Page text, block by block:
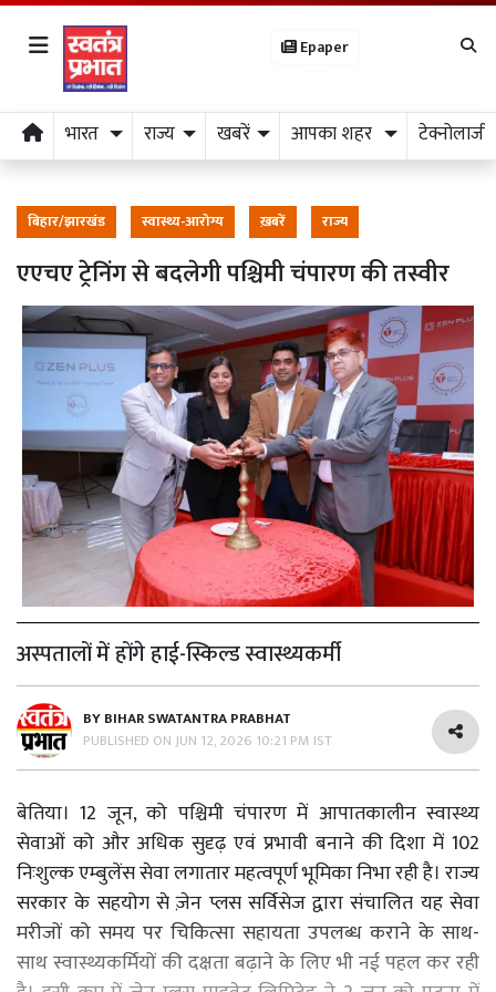
Epaper
भारत राज्य खबरें आपका शहर टेक्नोलाजी
बिहार/झारखंड स्वास्थ्य-आरोग्य ख़बरें राज्य
एएचए ट्रेनिंग से बदलेगी पश्चिमी चंपारण की तस्वीर
अस्पतालों में होंगे हाई-स्किल्ड स्वास्थ्यकर्मी
BYBIHAR SWATANTRA PRABHAT
PUBLISHED ONJUN 12, 2026 10:21 PM IST
बेतिया। 12 जून, को पश्चिमी चंपारण में आपातकालीन स्वास्थ्य
सेवाओं को और अधिक सुदृढ़ एवं प्रभावी बनाने की दिशा में 102
निःशुल्क एम्बुलेंस सेवा लगातार महत्वपूर्ण भूमिका निभा रही है। राज्य
सरकार के सहयोग से ज़ेन प्लस सर्विसेज द्वारा संचालित यह सेवा
मरीजों को समय पर चिकित्सा सहायता उपलब्ध कराने के साथ-
साथ स्वास्थ्यकर्मियों की दक्षता बढ़ाने के लिए भी नई पहल कर रही